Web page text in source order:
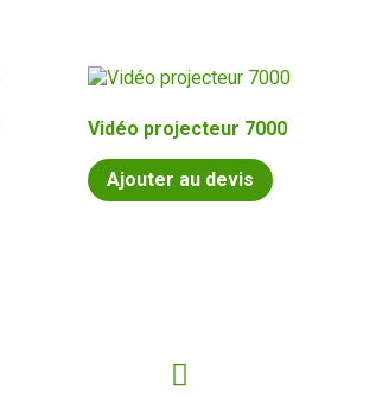
Vidéo projecteur 7000
Ajouter au devis